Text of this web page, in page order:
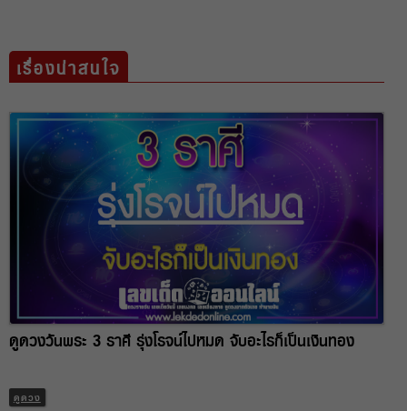
เรื่องน่าสนใจ
ดูดวงวันพระ 3 ราศี รุ่งโรจน์ไปหมด จับอะไรก็เป็นเงินทอง
ดูดวง